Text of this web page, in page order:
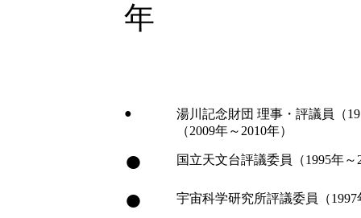
年
●
湯川記念財団 理事・評議員（
（2009年～2010年）
● 国立天文台評議委員（1995年
● 宇宙科学研究所評議委員（1997